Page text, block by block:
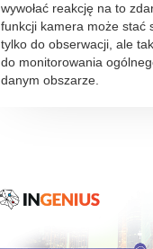
wywołać reakcję na to
funkcji kamera może stać
tylko do obserwacji, ale
do monitorowania
danym obszarze.